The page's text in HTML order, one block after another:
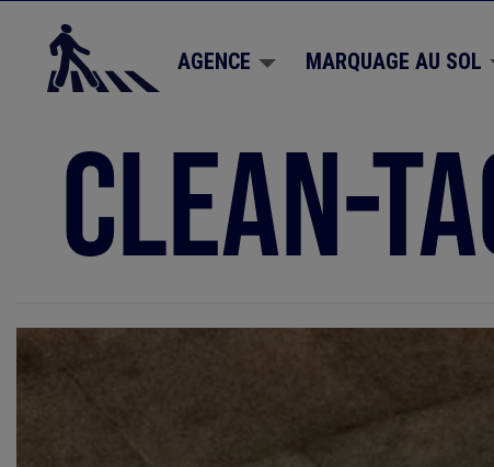
contenu
principal
AGENCE MARQUAGE AU SOL
clean-